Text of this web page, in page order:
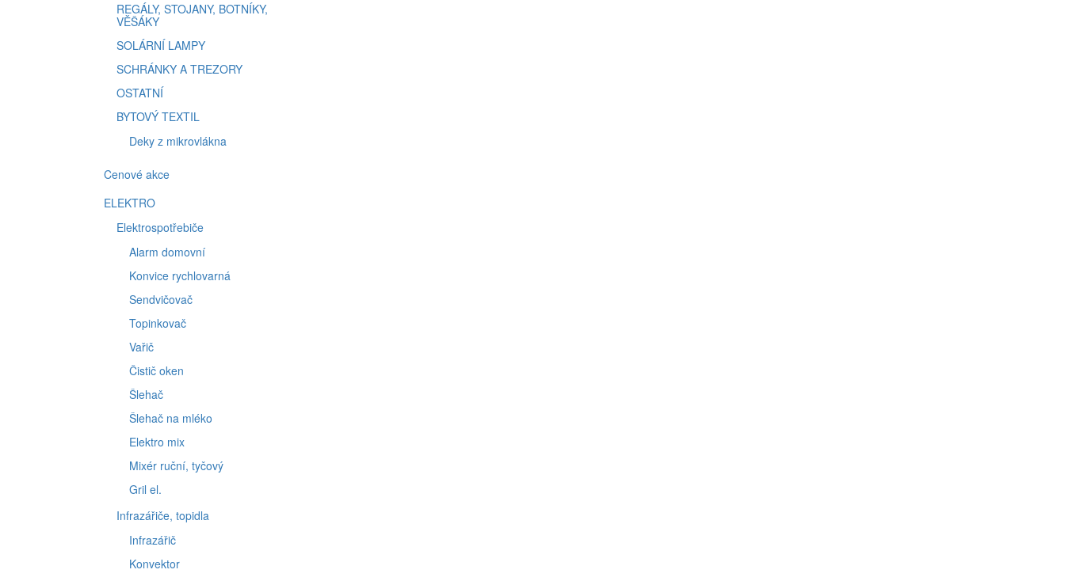
REGÁLY, STOJANY, BOTNÍKY,
VĚŠÁKY
SOLÁRNÍ LAMPY
SCHRÁNKY A TREZORY
OSTATNÍ
BYTOVÝ TEXTIL
Deky z mikrovlákna
Cenové akce
ELEKTRO
Elektrospotřebiče
Alarm domovní
Konvice rychlovarná
Sendvičovač
Topinkovač
Vařič
Čistič oken
Šlehač
Šlehač na mléko
Elektro mix
Mixér ruční, tyčový
Gril el.
Infrazářiče, topidla
Infrazářič
Konvektor